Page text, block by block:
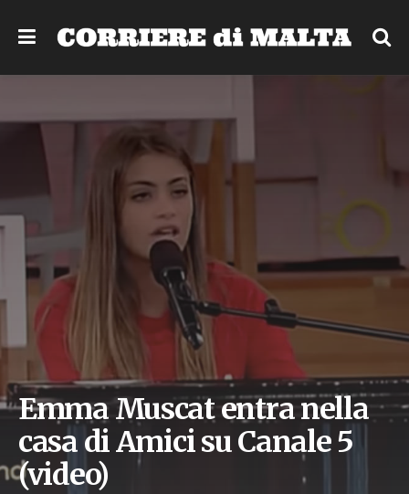
Emma Muscat entra nella
casa di Amici su Canale 5
(video)